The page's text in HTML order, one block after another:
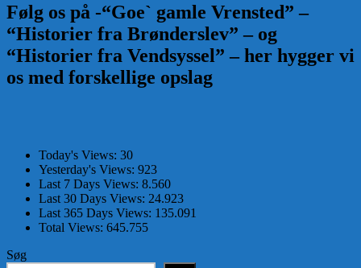
Følg os på -“Goe` gamle Vrensted” –
“Historier fra Brønderslev” – og
“Historier fra Vendsyssel” – her hygger vi
os med forskellige opslag
Today's Views: 30
Yesterday's Views: 923
Last 7 Days Views: 8.560
Last 30 Days Views: 24.923
Last 365 Days Views: 135.091
Total Views: 645.755
Søg